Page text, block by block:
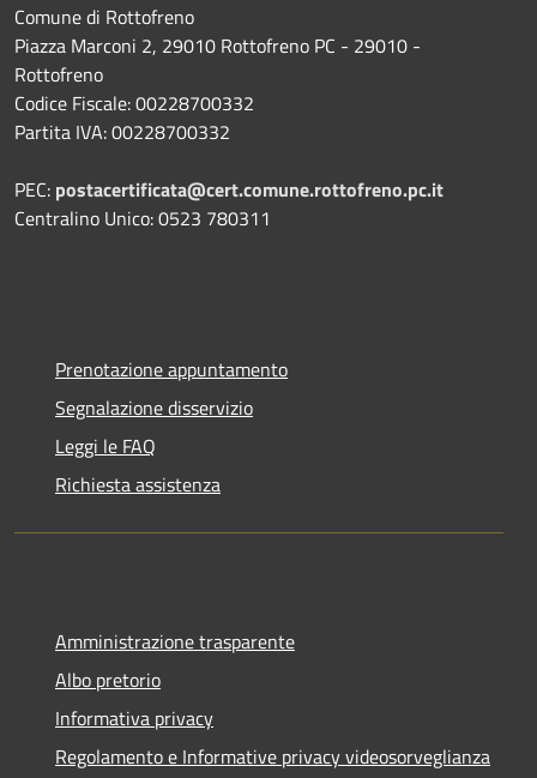
Comune di Rottofreno
Piazza Marconi 2, 29010 Rottofreno PC - 29010 -
Rottofreno
Codice Fiscale: 00228700332
Partita IVA: 00228700332
PEC: postacertificata@cert.comune.rottofreno.pc.it
Centralino Unico: 0523 780311
Prenotazione appuntamento
Segnalazione disservizio
Leggi le FAQ
Richiesta assistenza
Amministrazione trasparente
Albo pretorio
Informativa privacy
Regolamento e Informative privacy videosorveglianza